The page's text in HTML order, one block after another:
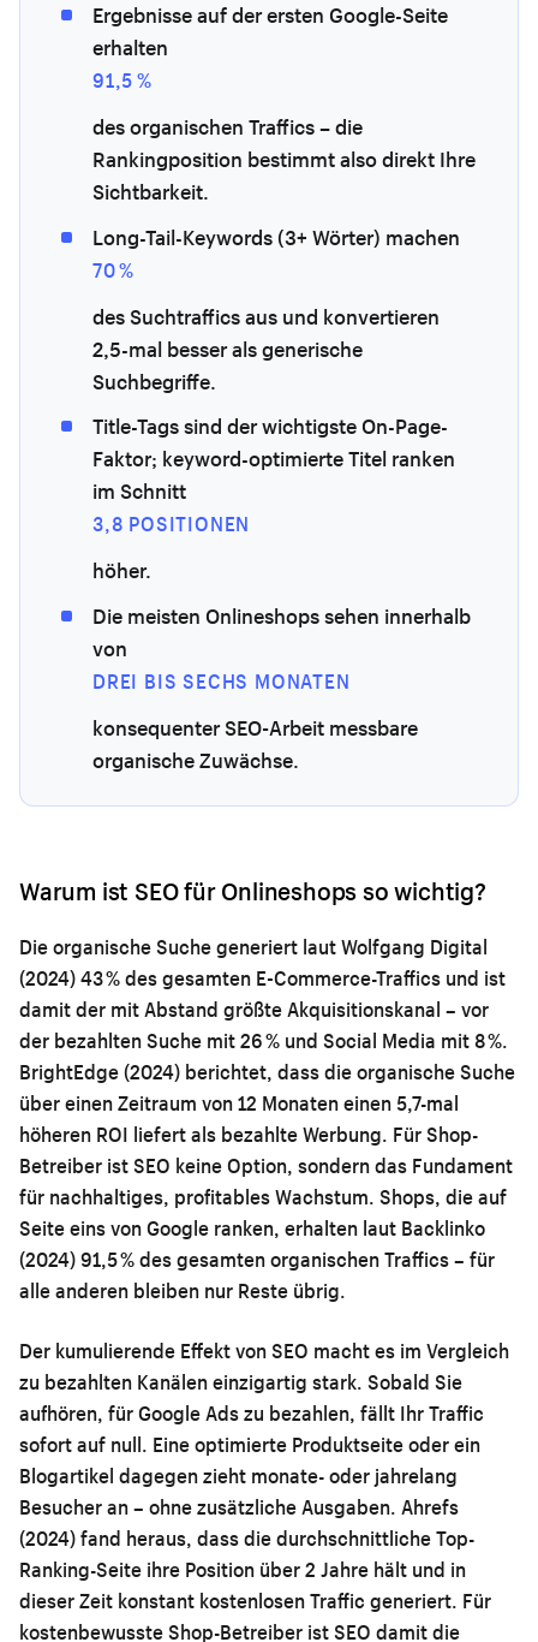
Ergebnisse auf der ersten Google-Seite
erhalten
91,5 %
des organischen Traffics – die
Rankingposition bestimmt also direkt Ihre
Sichtbarkeit.
Long-Tail-Keywords (3+ Wörter) machen
70 %
des Suchtraffics aus und konvertieren
2,5-mal besser als generische
Suchbegriffe.
Title-Tags sind der wichtigste On-Page-
Faktor; keyword-optimierte Titel ranken
im Schnitt
3,8 POSITIONEN
höher.
Die meisten Onlineshops sehen innerhalb
von
DREI BIS SECHS MONATEN
konsequenter SEO-Arbeit messbare
organische Zuwächse.
Warum ist SEO für Onlineshops so wichtig?
Die organische Suche generiert laut Wolfgang Digital
(2024) 43 % des gesamten E-Commerce-Traffics und ist
damit der mit Abstand größte Akquisitionskanal – vor
der bezahlten Suche mit 26 % und Social Media mit 8 %.
BrightEdge (2024) berichtet, dass die organische Suche
über einen Zeitraum von 12 Monaten einen 5,7-mal
höheren ROI liefert als bezahlte Werbung. Für Shop-
Betreiber ist SEO keine Option, sondern das Fundament
für nachhaltiges, profitables Wachstum. Shops, die auf
Seite eins von Google ranken, erhalten laut Backlinko
(2024) 91,5 % des gesamten organischen Traffics – für
alle anderen bleiben nur Reste übrig.
Der kumulierende Effekt von SEO macht es im Vergleich
zu bezahlten Kanälen einzigartig stark. Sobald Sie
aufhören, für Google Ads zu bezahlen, fällt Ihr Traffic
sofort auf null. Eine optimierte Produktseite oder ein
Blogartikel dagegen zieht monate- oder jahrelang
Besucher an – ohne zusätzliche Ausgaben. Ahrefs
(2024) fand heraus, dass die durchschnittliche Top-
Ranking-Seite ihre Position über 2 Jahre hält und in
dieser Zeit konstant kostenlosen Traffic generiert. Für
kostenbewusste Shop-Betreiber ist SEO damit die